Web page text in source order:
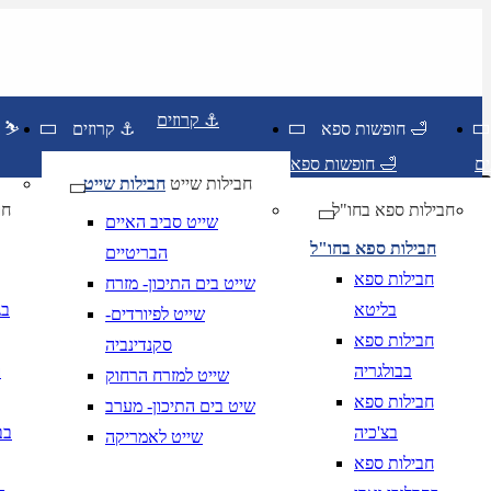
חופשות סקי ⛷️
קרוזים ⚓ קרוזים ⚓
חבילות שייט חבילות שייט
שייט סביב האיים
הבריטיים
שייט בים התיכון- מזרח
שייט לפיורדים-
סקנדינביה
שייט למזרח הרחוק
שיט בים התיכון- מערב
שייט לאמריקה
חופשות ספא 🛁
חופשות ספא 🛁
חבילות ספא בחו"ל
חבילות ספא בחו"ל
חבילות ספא
בליטא
חבילות ספא
בבולגריה
חבילות ספא
בצ'כיה
חבילות ספא
יום בשתי ספרות קו נטוי חודש בשתי ספרות קו נטוי שנה בשתי ספרות
יום בשתי ספרות קו נטוי חודש בשתי ספרות קו נטוי שנה בשתי ספרות